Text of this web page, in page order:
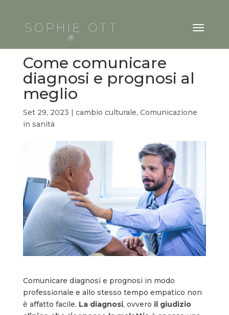
Come comunicare
diagnosi e prognosi al
meglio
Set 29, 2023 | cambio culturale, Comunicazione
in sanità
Comunicare diagnosi e prognosi in modo
professionale e allo stesso tempo empatico non
è affatto facile. La diagnosi, ovvero il giudizio